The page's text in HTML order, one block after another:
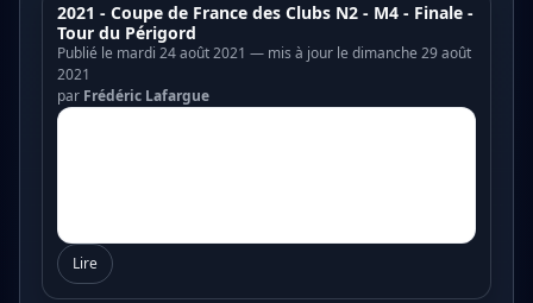
2021 - Coupe de France des Clubs N2 - M4 - Finale -
Tour du Périgord
Publié le mardi 24 août 2021 — mis à jour le dimanche 29 août
2021
par Frédéric Lafargue
Lire